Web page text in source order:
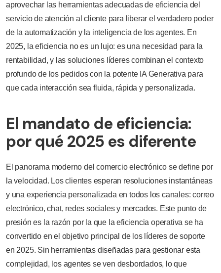
aprovechar las herramientas adecuadas de eficiencia del
servicio de atención al cliente para liberar el verdadero poder
de la automatización y la inteligencia de los agentes. En
2025, la eficiencia no es un lujo: es una necesidad para la
rentabilidad, y las soluciones líderes combinan el contexto
profundo de los pedidos con la potente IA Generativa para
que cada interacción sea fluida, rápida y personalizada.
El mandato de eficiencia:
por qué 2025 es diferente
El panorama moderno del comercio electrónico se define por
la velocidad. Los clientes esperan resoluciones instantáneas
y una experiencia personalizada en todos los canales: correo
electrónico, chat, redes sociales y mercados. Este punto de
presión es la razón por la que la eficiencia operativa se ha
convertido en el objetivo principal de los líderes de soporte
en 2025. Sin herramientas diseñadas para gestionar esta
complejidad, los agentes se ven desbordados, lo que